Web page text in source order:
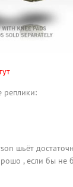
реплики:
шьёт
, если бы не